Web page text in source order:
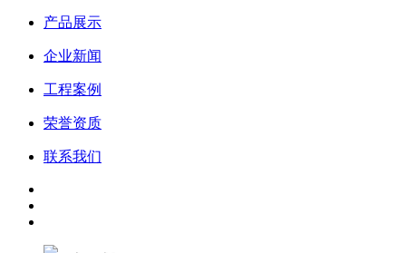
产品展示
企业新闻
工程案例
荣誉资质
联系我们